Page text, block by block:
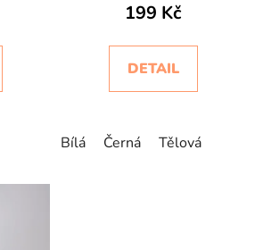
199 Kč
DETAIL
Bílá Černá Tělová